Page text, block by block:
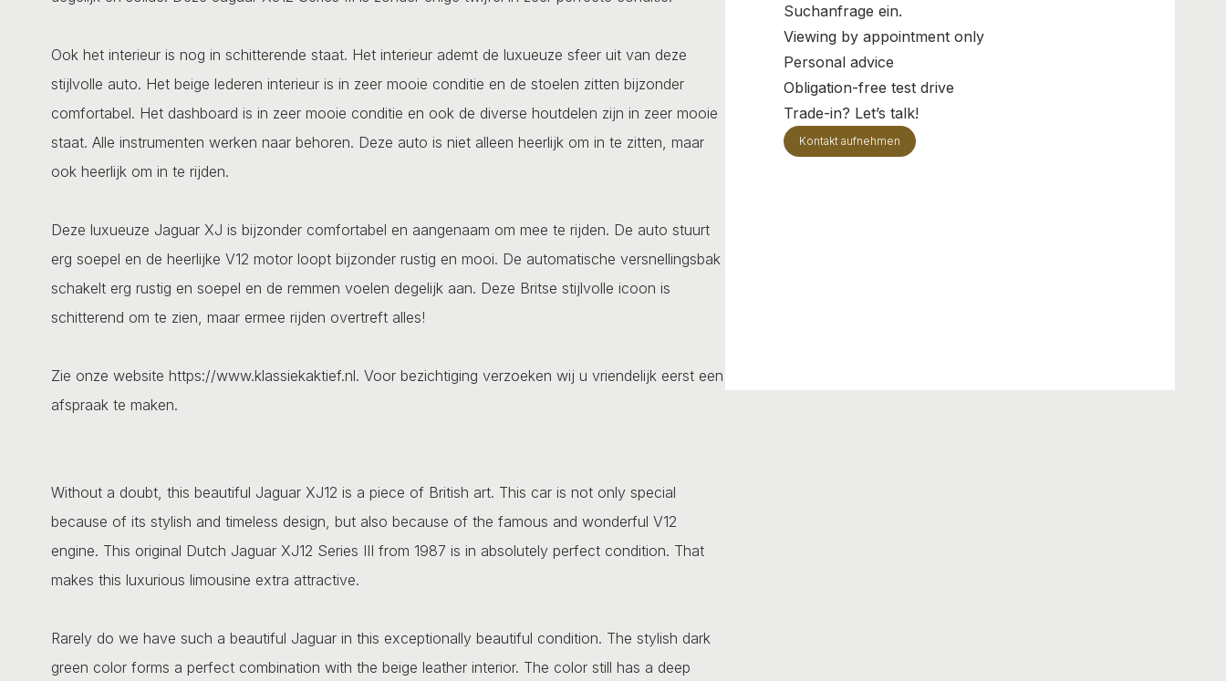
Ook het interieur is nog in schitterende staat. Het interieur ademt de luxueuze sfeer uit van deze
stijlvolle auto. Het beige lederen interieur is in zeer mooie conditie en de stoelen zitten bijzonder
comfortabel. Het dashboard is in zeer mooie conditie en ook de diverse houtdelen zijn in zeer mooie
staat. Alle instrumenten werken naar behoren. Deze auto is niet alleen heerlijk om in te zitten, maar
ook heerlijk om in te rijden.
Deze luxueuze Jaguar XJ is bijzonder comfortabel en aangenaam om mee te rijden. De auto stuurt
erg soepel en de heerlijke V12 motor loopt bijzonder rustig en mooi. De automatische versnellingsbak
schakelt erg rustig en soepel en de remmen voelen degelijk aan. Deze Britse stijlvolle icoon is
schitterend om te zien, maar ermee rijden overtreft alles!
Zie onze website https://www.klassiekaktief.nl. Voor bezichtiging verzoeken wij u vriendelijk eerst een
afspraak te maken.
Without a doubt, this beautiful Jaguar XJ12 is a piece of British art. This car is not only special
because of its stylish and timeless design, but also because of the famous and wonderful V12
engine. This original Dutch Jaguar XJ12 Series III from 1987 is in absolutely perfect condition. That
makes this luxurious limousine extra attractive.
Rarely do we have such a beautiful Jaguar in this exceptionally beautiful condition. The stylish dark
green color forms a perfect combination with the beige leather interior. The color still has a deep
Suchanfrage ein.
Viewing by appointment only
Personal advice
Obligation-free test drive
Trade-in? Let’s talk!
Kontakt aufnehmen